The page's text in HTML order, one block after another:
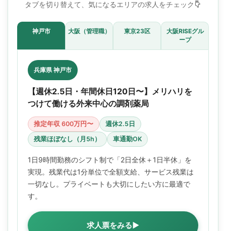
タブを切り替えて、気になるエリアの求人をチェック
神戸市 大阪（管理職） 東京23区
大阪RISEグル
ープ
兵庫県 神戸市
【週休2.5日・年間休日120日〜】メリハリを
つけて働ける外来中心の調剤薬局
推定年収 600万円〜
週休2.5日
残業ほぼなし（月5h）
車通勤OK
1日9時間勤務のシフト制で「2日全休＋1日半休」を
実現。残業代は1分単位で全額支給、サービス残業は
一切なし。プライベートも大切にしたい方に最適で
す。
求人票をみる▶